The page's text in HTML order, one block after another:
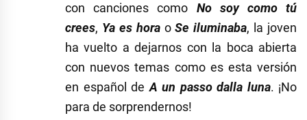
con canciones como No soy como tú
crees, Ya es horaoSe iluminaba, la joven
ha vuelto a dejarnos con la boca abierta
con nuevos temas como es esta versión
en español deA un passo dalla luna. ¡No
para de sorprendernos!